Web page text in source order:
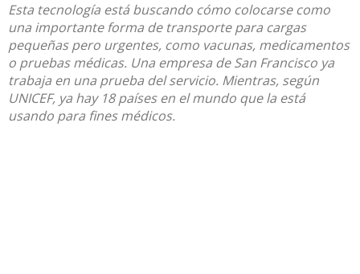
Esta tecnología está buscando cómo colocarse como
una importante forma de transporte para cargas
pequeñas pero urgentes, como vacunas, medicamentos
o pruebas médicas. Una empresa de San Francisco ya
trabaja en una prueba del servicio. Mientras, según
UNICEF, ya hay 18 países en el mundo que la está
usando para fines médicos.